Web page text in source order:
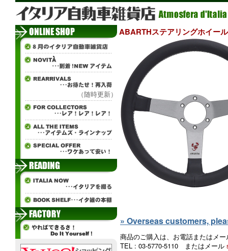
（随時更新）
ABARTHステアリングホイー
» Overseas customers,
商品のご購入は、お電話またはメ
TEL : 03-5770-5110 またはメール